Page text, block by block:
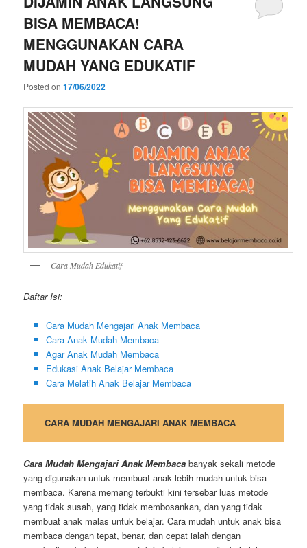
BISA MEMBACA!
MENGGUNAKAN CARA
MUDAH YANG EDUKATIF
Posted on17/06/2022
Cara Mudah Edukatif
Daftar Isi:
Cara Mudah Mengajari Anak Membaca
Cara Anak Mudah Membaca
Agar Anak Mudah Membaca
Edukasi Anak Belajar Membaca
Cara Melatih Anak Belajar Membaca
CARA MUDAH MENGAJARI ANAK MEMBACA
Cara Mudah Mengajari Anak Membaca banyak sekali metode
yang digunakan untuk membuat anak lebih mudah untuk bisa
membaca. Karena memang terbukti kini tersebar luas metode
yang tidak susah, yang tidak membosankan, dan yang tidak
membuat anak malas untuk belajar. Cara mudah untuk anak bisa
membaca dengan tepat, benar, dan cepat ialah dengan